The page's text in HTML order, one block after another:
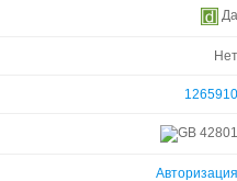
Да
Нет
1265910
42801
Авторизация